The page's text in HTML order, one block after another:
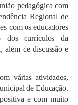
pedagógica com
Regional de
com os educadores
dos currículos da
além de discussão e
atividades,
de Educação.
e com muito